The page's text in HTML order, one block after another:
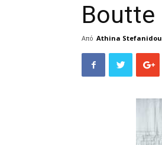
Boutte
Από Athina Stefanidou